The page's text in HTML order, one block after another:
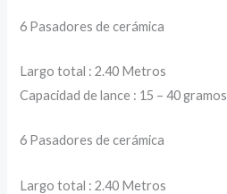
6 Pasadores de cerámica
Largo total : 2.40 Metros
Capacidad de lance : 15 – 40 gramos
6 Pasadores de cerámica
Largo total : 2.40 Metros